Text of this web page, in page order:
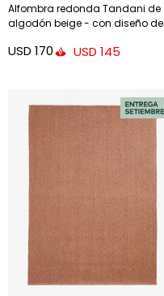
Alfombra redonda Tandani de
algodón beige - con diseño de
USD 170 USD 145